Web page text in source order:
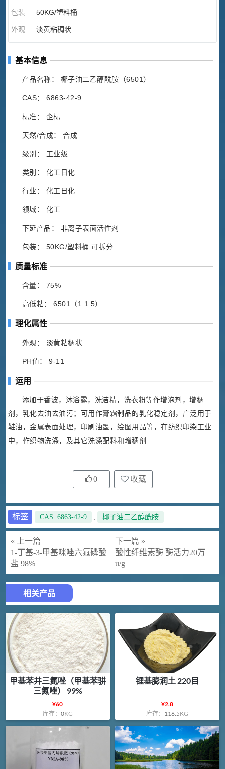
包装 50KG/塑料桶
外观 淡黄粘稠状
基本信息
产品名称： 椰子油二乙醇酰胺（6501）
CAS： 6863-42-9
标准： 企标
天然/合成： 合成
级别： 工业级
类别： 化工日化
行业： 化工日化
领域： 化工
下延产品： 非离子表面活性剂
包装： 50KG/塑料桶 可拆分
质量标准
含量： 75%
高低粘： 6501（1:1.5）
理化属性
外观： 淡黄粘稠状
PH值： 9-11
运用
添加于香波，沐浴露，洗洁精，洗衣粉等作增泡剂，增稠
剂，乳化去油去油污；可用作膏霜制品的乳化稳定剂，广泛用于
鞋油，金属表面处理，印刷油墨，绘图用品等，在纺织印染工业
中，作织物洗涤，及其它洗涤配料和增稠剂
0 收藏
标签 CAS: 6863-42-9 , 椰子油二乙醇酰胺
« 上一篇
1-丁基-3-甲基咪唑六氟磷酸
盐 98%
下一篇 »
酸性纤维素酶 酶活力20万
u/g
相关产品
甲基苯并三氮唑（甲基苯骈
三氮唑） 99%
¥60
库存： 0KG
锂基膨润土 220目
¥2.8
库存： 116.5KG